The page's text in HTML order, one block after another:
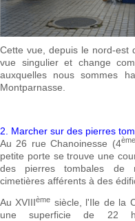
Cette vue, depuis le nord-est
vue singulier et change
auxquelles nous sommes
Montparnasse.
2. Marcher sur des pierres
Au 26 rue Chanoinesse (4ème
petite porte se trouve une
des pierres tombales de
cimetières afférents à des
Au XVIIIème siècle, l'Ile de la
une superficie de 22